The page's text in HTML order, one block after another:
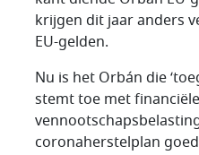
krijgen dit jaar anders
EU-gelden.
Nu is het Orbán die
stemt toe met
coronaherstelplan